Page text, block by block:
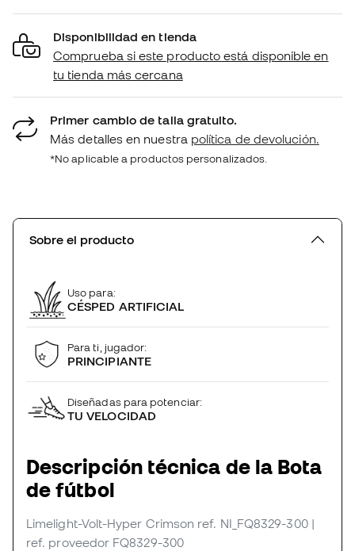
Disponibilidad en tienda
Comprueba si este producto está disponible en
tu tienda más cercana
Primer cambio de talla gratuito.
Más detalles en nuestra política de devolución.
*No aplicable a productos personalizados.
Sobre el producto
Uso para:
CÉSPED ARTIFICIAL
Para ti, jugador:
PRINCIPIANTE
Diseñadas para potenciar:
TU VELOCIDAD
Descripción técnica de la Bota
de fútbol
Limelight-Volt-Hyper Crimson ref. NI_FQ8329-300 |
ref. proveedor FQ8329-300